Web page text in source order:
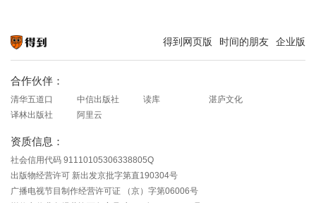
得到网页版 时间的朋友 企业版
合作伙伴：
清华五道口 中信出版社 读库
湛庐文化
译林出版社
阿里云
资质信息：
社会信用代码 91110105306338805Q
出版物经营许可 新出发京批字第直190304号
广播电视节目制作经营许可证 （京）字第06006号